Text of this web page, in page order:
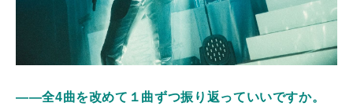
――全4曲を改めて１曲ずつ振り返っていいですか。